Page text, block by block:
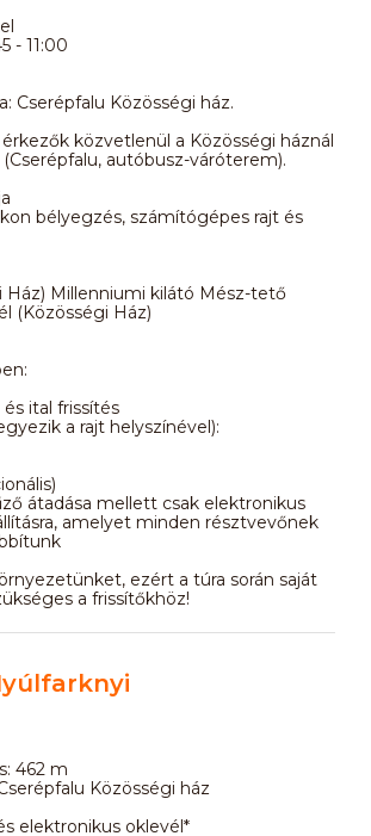
- 11:00
Cserépfalu Közösségi ház.
közvetlenül a Közösségi háznál
autóbusz-váróterem).
bélyegzés, számítógépes rajt és
Ház) Millenniumi kilátó Mész-tető
(Közösségi Ház)
ital frissítés
a rajt helyszínével):
átadása mellett csak elektronikus
amelyet minden résztvevőnek
ezért a túra során saját
a frissítőkhöz!
462 m
Közösségi ház
elektronikus oklevél*